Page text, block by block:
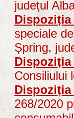
județul
Dispoziția
speciale
Șpring,
Dispoziția
Consiliului
Dispoziția
268/2020